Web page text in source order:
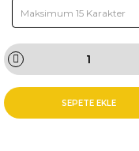
SEPETE EKLE